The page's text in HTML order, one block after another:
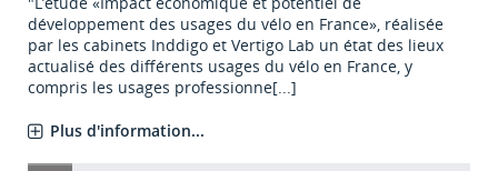
développement des usages du vélo en France», réalisée
par les cabinets Inddigo et Vertigo Lab un état des lieux
actualisé des différents usages du vélo en France, y
compris les usages professionne[...]
Plus d'information...